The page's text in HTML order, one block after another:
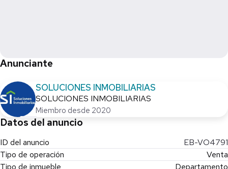
Anunciante
SOLUCIONES INMOBILIARIAS
SOLUCIONES INMOBILIARIAS
Miembro desde 2020
Datos del anuncio
ID del anuncio
EB-VO4791
Tipo de operación
Venta
Tipo de inmueble
Departamento